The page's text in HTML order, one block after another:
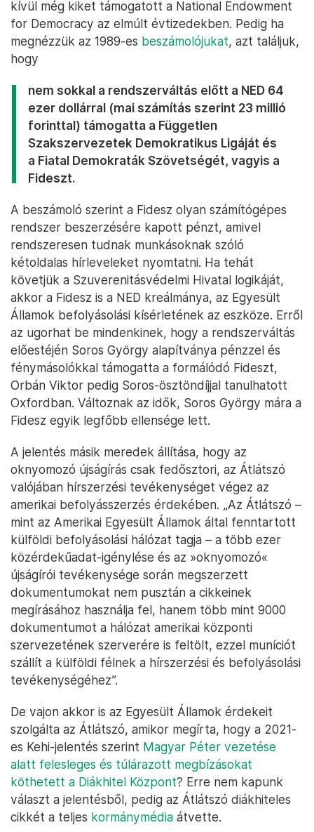
kívül még kiket támogatott a National Endowment
for Democracy az elmúlt évtizedekben. Pedig ha
megnézzük az 1989-es beszámolójukat, azt találjuk,
hogy
nem sokkal a rendszerváltás előtt a NED 64
ezer dollárral (mai számítás szerint 23 millió
forinttal) támogatta a Független
Szakszervezetek Demokratikus Ligáját és
a Fiatal Demokraták Szövetségét, vagyis a
Fideszt.
A beszámoló szerint a Fidesz olyan számítógépes
rendszer beszerzésére kapott pénzt, amivel
rendszeresen tudnak munkásoknak szóló
kétoldalas hírleveleket nyomtatni. Ha tehát
követjük a Szuverenitásvédelmi Hivatal logikáját,
akkor a Fidesz is a NED kreálmánya, az Egyesült
Államok befolyásolási kísérletének az eszköze. Erről
az ugorhat be mindenkinek, hogy a rendszerváltás
előestéjén Soros György alapítványa pénzzel és
fénymásolókkal támogatta a formálódó Fideszt,
Orbán Viktor pedig Soros-ösztöndíjjal tanulhatott
Oxfordban. Változnak az idők, Soros György mára a
Fidesz egyik legfőbb ellensége lett.
A jelentés másik meredek állítása, hogy az
oknyomozó újságírás csak fedősztori, az Átlátszó
valójában hírszerzési tevékenységet végez az
amerikai befolyásszerzés érdekében. „Az Átlátszó –
mint az Amerikai Egyesült Államok által fenntartott
külföldi befolyásolási hálózat tagja – a több ezer
közérdekűadat-igénylése és az »oknyomozó«
újságírói tevékenysége során megszerzett
dokumentumokat nem pusztán a cikkeinek
megírásához használja fel, hanem több mint 9000
dokumentumot a hálózat amerikai központi
szervezetének szerverére is feltölt, ezzel muníciót
szállít a külföldi félnek a hírszerzési és befolyásolási
tevékenységéhez”.
De vajon akkor is az Egyesült Államok érdekeit
szolgálta az Átlátszó, amikor megírta, hogy a 2021-
es Kehi-jelentés szerint Magyar Péter vezetése
alatt felesleges és túlárazott megbízásokat
köthetett a Diákhitel Központ? Erre nem kapunk
választ a jelentésből, pedig az Átlátszó diákhiteles
cikkét a teljes kormánymédia átvette.